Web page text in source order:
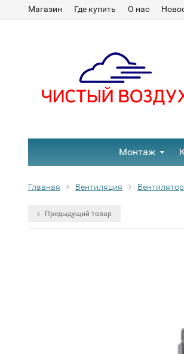
Магазин Где купить О нас
Монтаж
Главная Вентиляция
Предыдущий товар